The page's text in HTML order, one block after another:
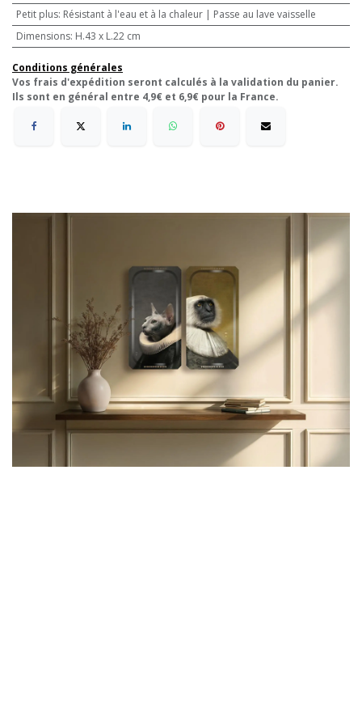
Petit plus: Résistant à l'eau et à la chaleur | Passe au lave vaisselle
Dimensions: H.43 x L.22 cm
Conditions générales
Vos frais d'expédition seront calculés à la validation du panier.
Ils sont en général entre 4,9€ et 6,9€ pour la France.